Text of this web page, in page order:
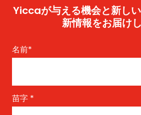
Yiccaが与える機会と新し
新情報をお届け
名前*
苗字 *